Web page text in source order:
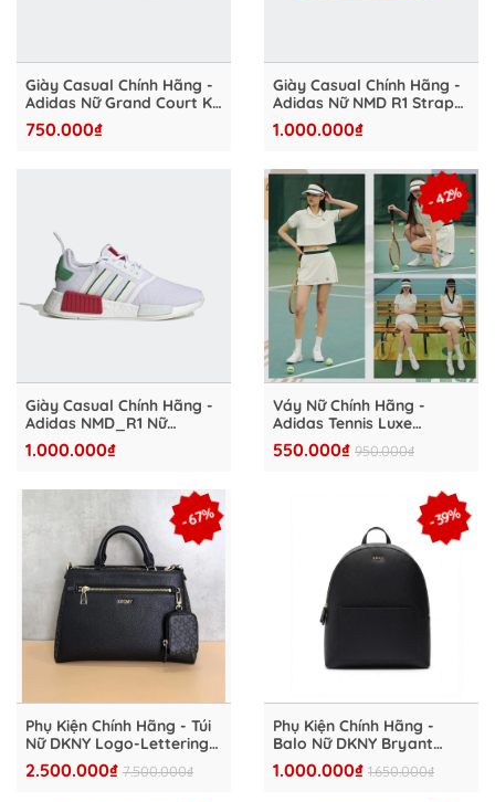
Giày Casual Chính Hãng -
Adidas Nữ Grand Court K
"White" - FZ3510
750.000₫
Giày Casual Chính Hãng -
Adidas Nữ NMD R1 Strap
"White"- HP2360
1.000.000₫
Giày Casual Chính Hãng -
Adidas NMD_R1 Nữ
"White/Green" - HQ9987
1.000.000₫
- 42%
Váy Nữ Chính Hãng -
Adidas Tennis Luxe
"Beige" - H56434
550.000₫ 950.000₫
- 67%
Phụ Kiện Chính Hãng - Túi
Nữ DKNY Logo-Lettering
Leaather Tote Bag -
R42DYF21
2.500.000₫ 7.500.000₫
- 39%
Phụ Kiện Chính Hãng -
Balo Nữ DKNY Bryant
Crossbody Bag 'Black' -
DKNY-001
1.000.000₫ 1.650.000₫